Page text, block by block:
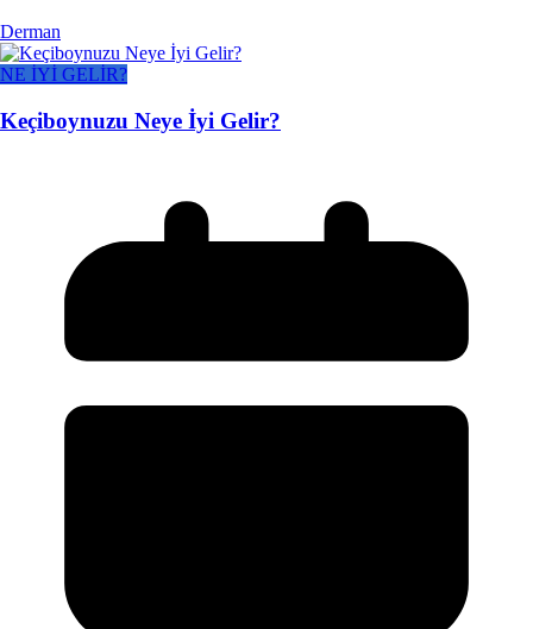
Derman
NE İYİ GELİR?
Keçiboynuzu Neye İyi Gelir?